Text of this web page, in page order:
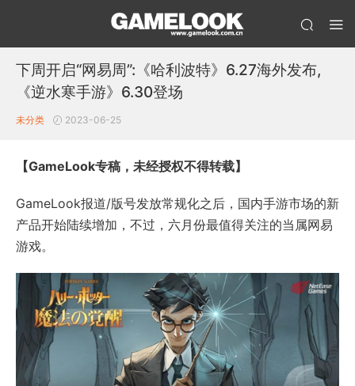
下周开启“网易周”:《哈利波特》6.27海外发布,
《逆水寒手游》6.30登场
未分类 2023-06-25
【GameLook专稿，未经授权不得转载】
GameLook报道/版号发放常规化之后，国内手游市场的新
产品开始陆续增加，不过，六月份最值得关注的当属网易
游戏。